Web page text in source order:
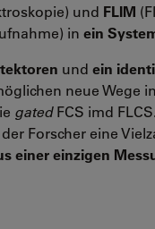
und FLIM
in ein
und ein
neue Wege
gatedFCS imd
Forscher eine
einer einzigen